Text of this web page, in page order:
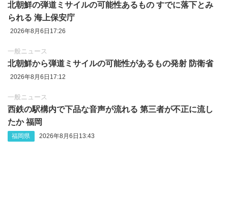
北朝鮮の弾道ミサイルの可能性あるもの すでに落下とみ
られる 海上保安庁
2026年8月6日17:26
一般ニュース
北朝鮮から弾道ミサイルの可能性があるもの発射 防衛省
2026年8月6日17:12
一般ニュース
西鉄の駅構内で下品な音声が流れる 第三者が不正に流し
たか 福岡
福岡県 2026年8月6日13:43